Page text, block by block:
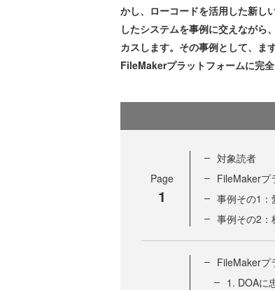
かし、ローコードを活用した新し
したシステムを事例に交えなが
カスします。その事例として、ま
FileMakerプラットフォームに完
Page
1
対象読者
FileMakerプ
事例その1：
事例その2：
FileMakerプ
1. DOAに